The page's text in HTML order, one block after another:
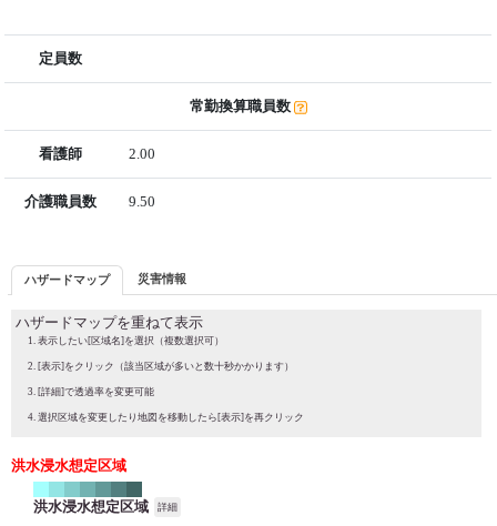
定員数
常勤換算職員数
看護師 2.00
介護職員数 9.50
ハザードマップ 災害情報
ハザードマップを重ねて表示
表示したい[区域名]を選択（複数選択可）
[表示]をクリック（該当区域が多いと数十秒かかります）
[詳細]で透過率を変更可能
選択区域を変更したり地図を移動したら[表示]を再クリック
洪水浸水想定区域
洪水浸水想定区域 詳細